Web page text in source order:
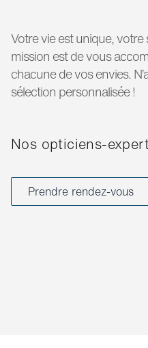
Votre vie est unique, votre
mission est de vous
chacune de vos envies.
sélection personnalisée !
Nos opticiens-
Prendre rendez-vous